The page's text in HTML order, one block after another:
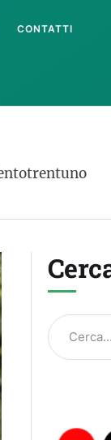
CONTATTI